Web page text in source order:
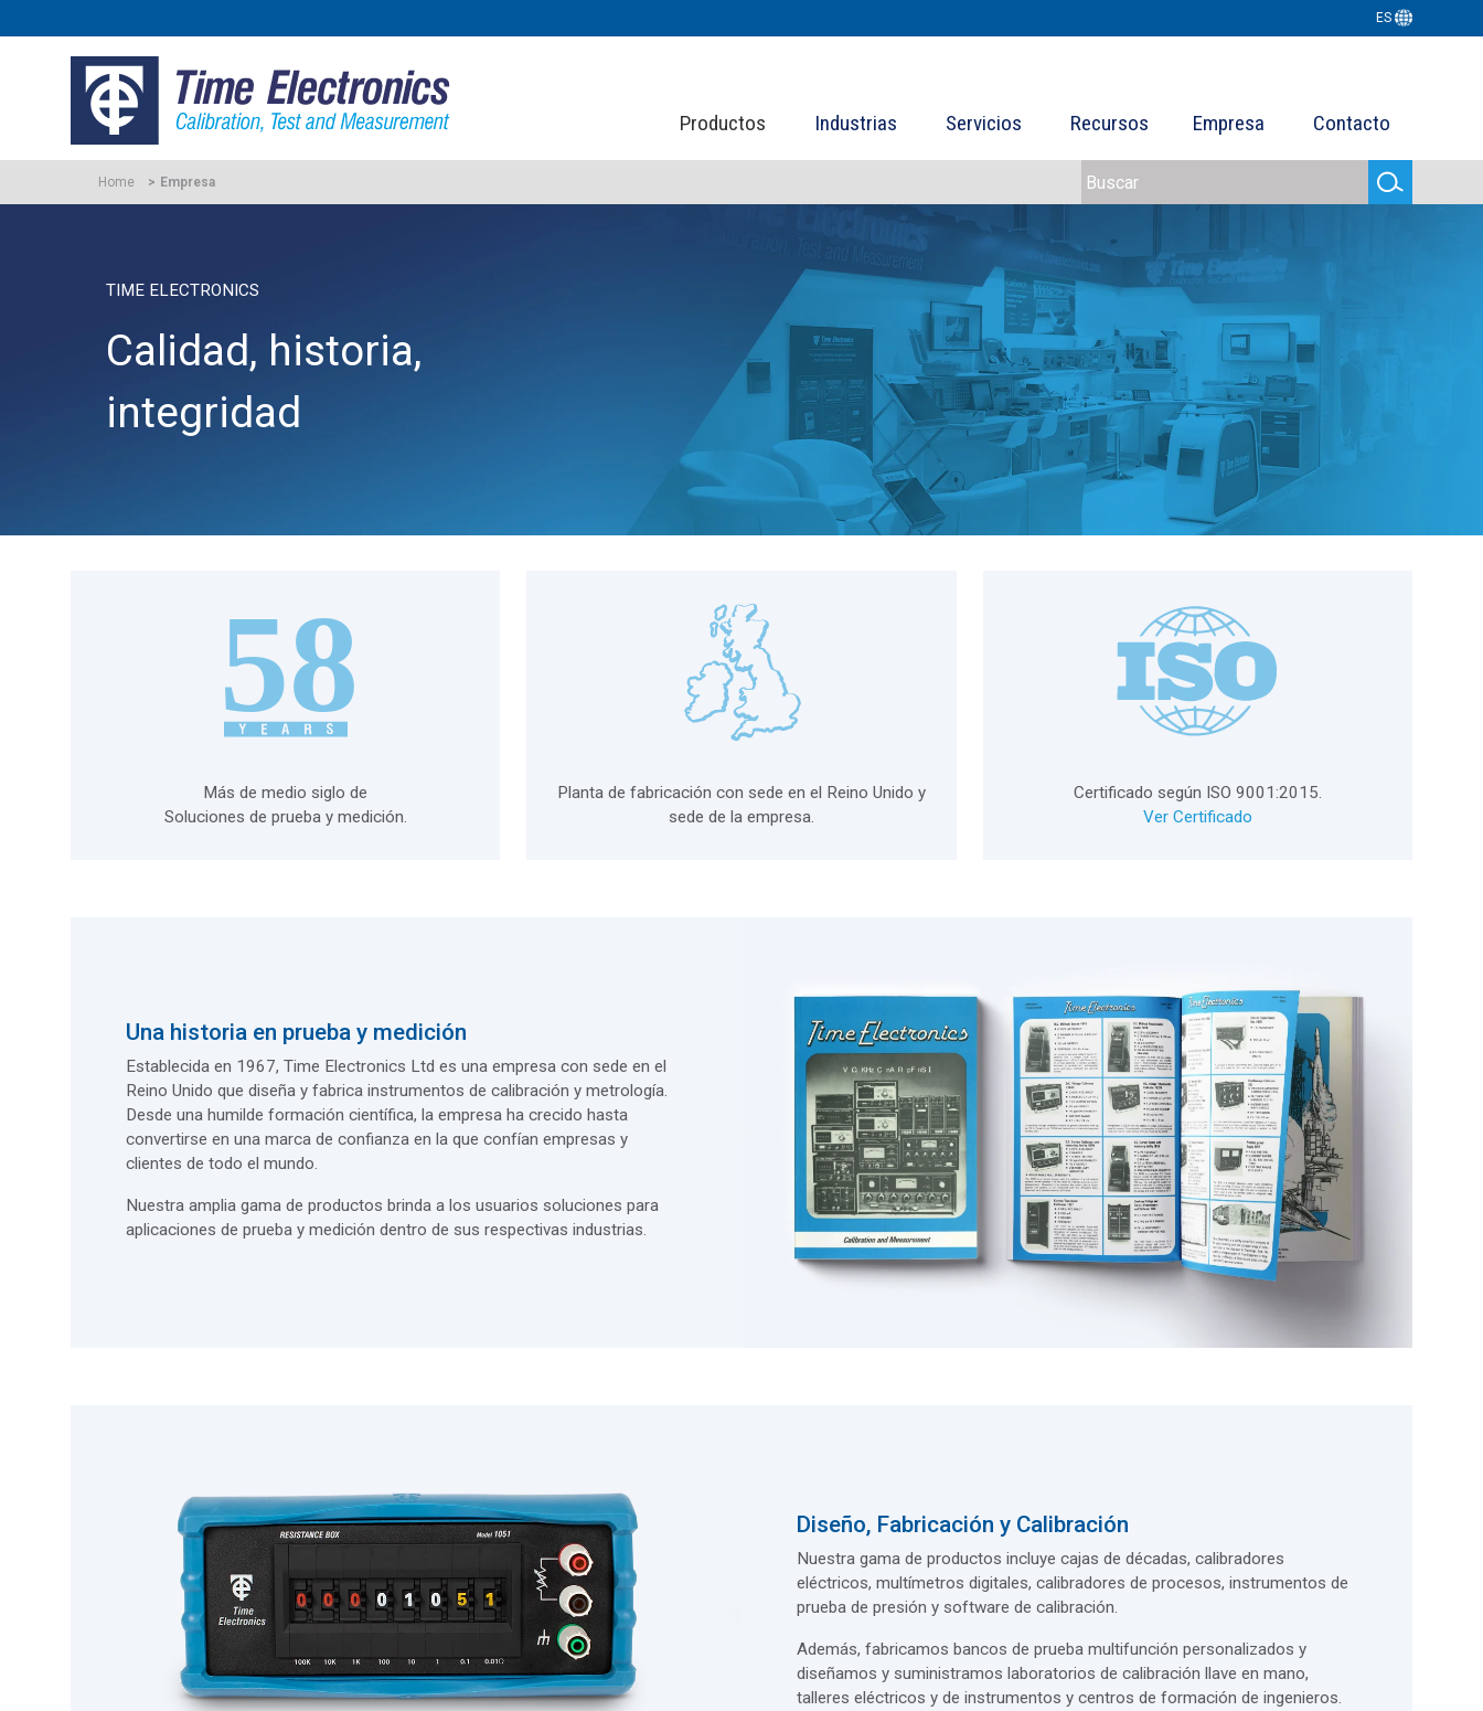
ES
Productos Industrias Servicios Recursos Empresa Contacto
Home Empresa
TIME ELECTRONICS
Calidad, historia,
integridad
Más de medio siglo de
Soluciones de prueba y medición.
Planta de fabricación con sede en el Reino Unido y
sede de la empresa.
Certificado según ISO 9001:2015.
Ver Certificado
Una historia en prueba y medición
Establecida en 1967, Time Electronics Ltd es una empresa con sede en el
Reino Unido que diseña y fabrica instrumentos de calibración y metrología.
Desde una humilde formación científica, la empresa ha crecido hasta
convertirse en una marca de confianza en la que confían empresas y
clientes de todo el mundo.
Nuestra amplia gama de productos brinda a los usuarios soluciones para
aplicaciones de prueba y medición dentro de sus respectivas industrias.
Diseño, Fabricación y Calibración
Nuestra gama de productos incluye cajas de décadas, calibradores
eléctricos, multímetros digitales, calibradores de procesos, instrumentos de
prueba de presión y software de calibración.
Además, fabricamos bancos de prueba multifunción personalizados y
diseñamos y suministramos laboratorios de calibración llave en mano,
talleres eléctricos y de instrumentos y centros de formación de ingenieros.